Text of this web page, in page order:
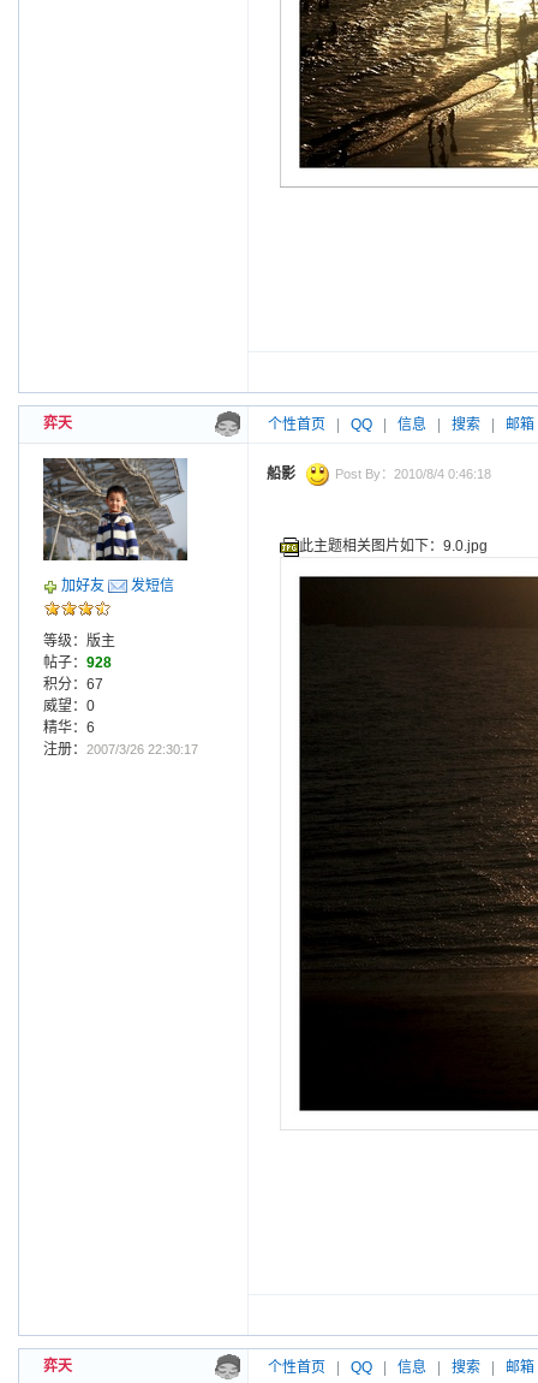
弈天 个性首页 QQ 信息 搜索 邮箱
加好友 发短信
等级：版主
帖子： 928
积分：67
威望：0
精华：6
注册： 2007/3/26 22:30:17
船影 Post By：2010/8/4 0:46:18
此主题相关图片如下：9.0.jpg
弈天 个性首页 QQ 信息 搜索 邮箱